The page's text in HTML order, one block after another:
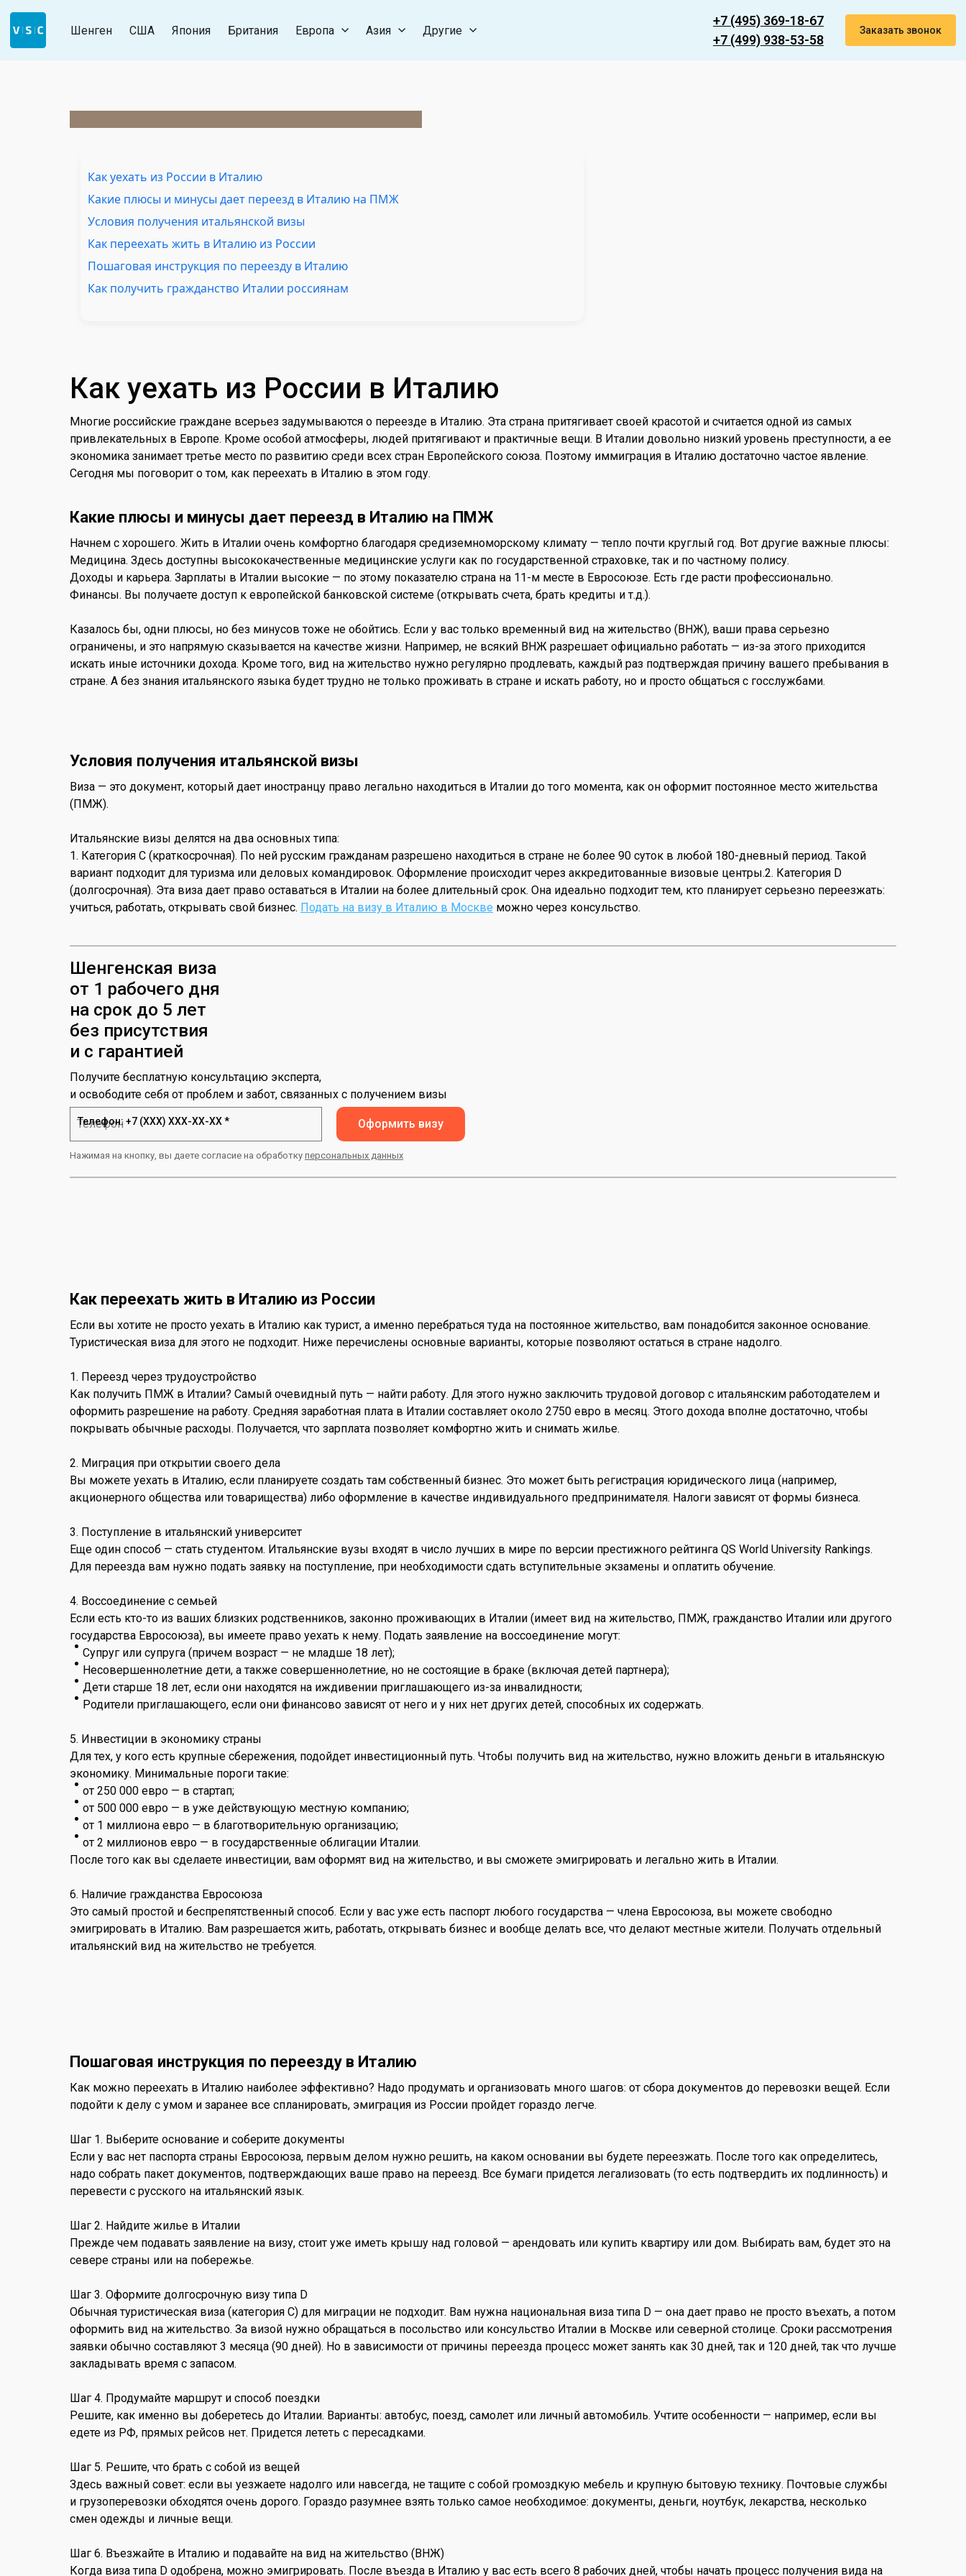
Шенген США Япония Британия Европа Азия Другие
+7 (495) 369-18-67
+7 (499) 938-53-58
Заказать звонок
Как уехать из России в Италию
Какие плюсы и минусы дает переезд в Италию на ПМЖ
Условия получения итальянской визы
Как переехать жить в Италию из России
Пошаговая инструкция по переезду в Италию
Как получить гражданство Италии россиянам
Как уехать из России в Италию
Многие российские граждане всерьез задумываются о переезде в Италию. Эта страна притягивает своей красотой и считается одной из самых
привлекательных в Европе. Кроме особой атмосферы, людей притягивают и практичные вещи. В Италии довольно низкий уровень преступности, а ее
экономика занимает третье место по развитию среди всех стран Европейского союза. Поэтому иммиграция в Италию достаточно частое явление.
Сегодня мы поговорит о том, как переехать в Италию в этом году.
Какие плюсы и минусы дает переезд в Италию на ПМЖ
Начнем с хорошего. Жить в Италии очень комфортно благодаря средиземноморскому климату — тепло почти круглый год. Вот другие важные плюсы:
Медицина. Здесь доступны высококачественные медицинские услуги как по государственной страховке, так и по частному полису.
Доходы и карьера. Зарплаты в Италии высокие — по этому показателю страна на 11-м месте в Евросоюзе. Есть где расти профессионально.
Финансы. Вы получаете доступ к европейской банковской системе (открывать счета, брать кредиты и т.д.).
Казалось бы, одни плюсы, но без минусов тоже не обойтись. Если у вас только временный вид на жительство (ВНЖ), ваши права серьезно
ограничены, и это напрямую сказывается на качестве жизни. Например, не всякий ВНЖ разрешает официально работать — из-за этого приходится
искать иные источники дохода. Кроме того, вид на жительство нужно регулярно продлевать, каждый раз подтверждая причину вашего пребывания в
стране. А без знания итальянского языка будет трудно не только проживать в стране и искать работу, но и просто общаться с госслужбами.
Условия получения итальянской визы
Виза — это документ, который дает иностранцу право легально находиться в Италии до того момента, как он оформит постоянное место жительства
(ПМЖ).
Итальянские визы делятся на два основных типа:
1. Категория C (краткосрочная). По ней русским гражданам разрешено находиться в стране не более 90 суток в любой 180-дневный период. Такой
вариант подходит для туризма или деловых командировок. Оформление происходит через аккредитованные визовые центры.2. Категория D
(долгосрочная). Эта виза дает право оставаться в Италии на более длительный срок. Она идеально подходит тем, кто планирует серьезно переезжать:
учиться, работать, открывать свой бизнес. Подать на визу в Италию в Москве можно через консульство.
Шенгенская виза
от 1 рабочего дня
на срок до 5 лет
без присутствия
и с гарантией
Получите бесплатную консультацию эксперта,
и освободите себя от проблем и забот, связанных с получением визы
Телефон: +7 (ХХХ) ХХХ-ХХ-ХХ * Оформить визу
Нажимая на кнопку, вы даете согласие на обработку персональных данных
Как переехать жить в Италию из России
Если вы хотите не просто уехать в Италию как турист, а именно перебраться туда на постоянное жительство, вам понадобится законное основание.
Туристическая виза для этого не подходит. Ниже перечислены основные варианты, которые позволяют остаться в стране надолго.
1. Переезд через трудоустройство
Как получить ПМЖ в Италии? Самый очевидный путь — найти работу. Для этого нужно заключить трудовой договор с итальянским работодателем и
оформить разрешение на работу. Средняя заработная плата в Италии составляет около 2750 евро в месяц. Этого дохода вполне достаточно, чтобы
покрывать обычные расходы. Получается, что зарплата позволяет комфортно жить и снимать жилье.
2. Миграция при открытии своего дела
Вы можете уехать в Италию, если планируете создать там собственный бизнес. Это может быть регистрация юридического лица (например,
акционерного общества или товарищества) либо оформление в качестве индивидуального предпринимателя. Налоги зависят от формы бизнеса.
3. Поступление в итальянский университет
Еще один способ — стать студентом. Итальянские вузы входят в число лучших в мире по версии престижного рейтинга QS World University Rankings.
Для переезда вам нужно подать заявку на поступление, при необходимости сдать вступительные экзамены и оплатить обучение.
4. Воссоединение с семьей
Если есть кто-то из ваших близких родственников, законно проживающих в Италии (имеет вид на жительство, ПМЖ, гражданство Италии или другого
государства Евросоюза), вы имеете право уехать к нему. Подать заявление на воссоединение могут:
Супруг или супруга (причем возраст — не младше 18 лет);
Несовершеннолетние дети, а также совершеннолетние, но не состоящие в браке (включая детей партнера);
Дети старше 18 лет, если они находятся на иждивении приглашающего из-за инвалидности;
Родители приглашающего, если они финансово зависят от него и у них нет других детей, способных их содержать.
5. Инвестиции в экономику страны
Для тех, у кого есть крупные сбережения, подойдет инвестиционный путь. Чтобы получить вид на жительство, нужно вложить деньги в итальянскую
экономику. Минимальные пороги такие:
от 250 000 евро — в стартап;
от 500 000 евро — в уже действующую местную компанию;
от 1 миллиона евро — в благотворительную организацию;
от 2 миллионов евро — в государственные облигации Италии.
После того как вы сделаете инвестиции, вам оформят вид на жительство, и вы сможете эмигрировать и легально жить в Италии.
6. Наличие гражданства Евросоюза
Это самый простой и беспрепятственный способ. Если у вас уже есть паспорт любого государства — члена Евросоюза, вы можете свободно
эмигрировать в Италию. Вам разрешается жить, работать, открывать бизнес и вообще делать все, что делают местные жители. Получать отдельный
итальянский вид на жительство не требуется.
Пошаговая инструкция по переезду в Италию
Как можно переехать в Италию наиболее эффективно? Надо продумать и организовать много шагов: от сбора документов до перевозки вещей. Если
подойти к делу с умом и заранее все спланировать, эмиграция из России пройдет гораздо легче.
Шаг 1. Выберите основание и соберите документы
Если у вас нет паспорта страны Евросоюза, первым делом нужно решить, на каком основании вы будете переезжать. После того как определитесь,
надо собрать пакет документов, подтверждающих ваше право на переезд. Все бумаги придется легализовать (то есть подтвердить их подлинность) и
перевести с русского на итальянский язык.
Шаг 2. Найдите жилье в Италии
Прежде чем подавать заявление на визу, стоит уже иметь крышу над головой — арендовать или купить квартиру или дом. Выбирать вам, будет это на
севере страны или на побережье.
Шаг 3. Оформите долгосрочную визу типа D
Обычная туристическая виза (категория С) для миграции не подходит. Вам нужна национальная виза типа D — она дает право не просто въехать, а потом
оформить вид на жительство. За визой нужно обращаться в посольство или консульство Италии в Москве или северной столице. Сроки рассмотрения
заявки обычно составляют 3 месяца (90 дней). Но в зависимости от причины переезда процесс может занять как 30 дней, так и 120 дней, так что лучше
закладывать время с запасом.
Шаг 4. Продумайте маршрут и способ поездки
Решите, как именно вы доберетесь до Италии. Варианты: автобус, поезд, самолет или личный автомобиль. Учтите особенности — например, если вы
едете из РФ, прямых рейсов нет. Придется лететь с пересадками.
Шаг 5. Решите, что брать с собой из вещей
Здесь важный совет: если вы уезжаете надолго или навсегда, не тащите с собой громоздкую мебель и крупную бытовую технику. Почтовые службы
и грузоперевозки обходятся очень дорого. Гораздо разумнее взять только самое необходимое: документы, деньги, ноутбук, лекарства, несколько
смен одежды и личные вещи.
Шаг 6. Въезжайте в Италию и подавайте на вид на жительство (ВНЖ)
Когда виза типа D одобрена, можно эмигрировать. После въезда в Италию у вас есть всего 8 рабочих дней, чтобы начать процесс получения вида на